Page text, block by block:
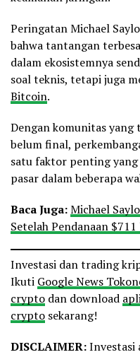
Peringatan Michael
bahwa tantangan
dalam ekosistemnya
soal teknis, tetapi juga
Bitcoin.
Dengan komunitas yang
belum final,
satu faktor penting
pasar dalam beberapa
Baca Juga:Michael
Setelah Pendanaan $711
Investasi dan trading
Ikuti Google News
crypto dan download
crypto sekarang!
DISCLAIMER:Investasi